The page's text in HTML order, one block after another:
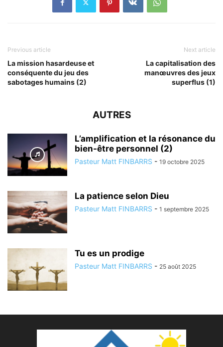
Previous article
La mission hasardeuse et
conséquente du jeu des
sabotages humains (2)
Next article
La capitalisation des
manœuvres des jeux
superflus (1)
AUTRES
L’amplification et la résonance du
bien-être personnel (2)
Pasteur Matt FINBARRS - 19 octobre 2025
La patience selon Dieu
Pasteur Matt FINBARRS - 1 septembre 2025
Tu es un prodige
Pasteur Matt FINBARRS - 25 août 2025